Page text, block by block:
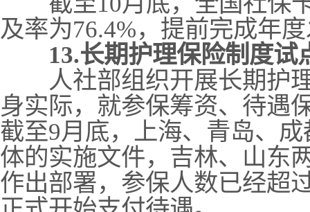
及率为76.4%，提前完成年
13.长期护理保险制度试
人社部组织开展长期护理
身实际，就参保筹资、待遇
截至9月底，上海、青岛、
体的实施文件，吉林、山东
作出部署，参保人数已经超